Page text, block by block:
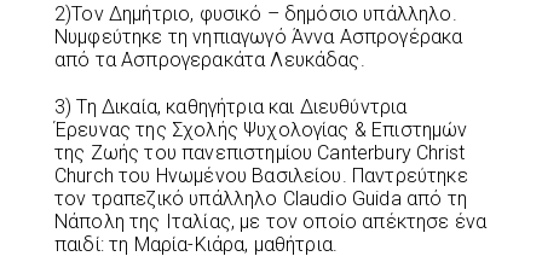
2)Τον Δημήτριο, φυσικό – δημόσιο υπάλληλο.
Νυμφεύτηκε τη νηπιαγωγό Άννα Ασπρογέρακα
από τα Ασπρογερακάτα Λευκάδας.
3) Τη Δικαία, καθηγήτρια και Διευθύντρια
Έρευνας της Σχολής Ψυχολογίας & Επιστημών
της Ζωής του πανεπιστημίου Canterbury Christ
Church του Ηνωμένου Βασιλείου. Παντρεύτηκε
τον τραπεζικό υπάλληλο Claudio Guida από τη
Νάπολη της Ιταλίας, με τον οποίο απέκτησε ένα
παιδί: τη Μαρία-Κιάρα, μαθήτρια.